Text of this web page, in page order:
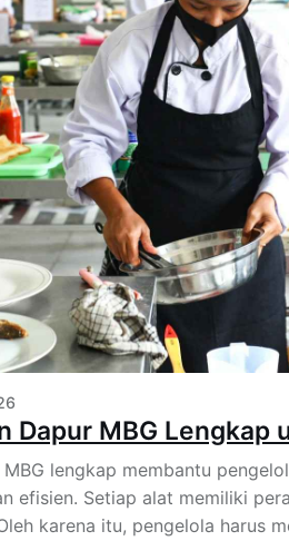
Dapur MBG Lengkap
lengkap membantu
efisien. Setiap alat memiliki
karena itu, pengelola harus